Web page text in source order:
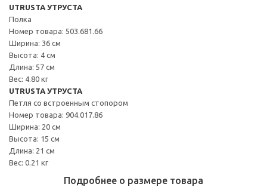
UTRUSTA УТРУСТА
Полка
Номер товара: 503.681.66
Ширина: 36 см
Высота: 4 см
Длина: 57 см
Вес: 4.80 кг
UTRUSTA УТРУСТА
Петля со встроенным стопором
Номер товара: 904.017.86
Ширина: 20 см
Высота: 15 см
Длина: 21 см
Вес: 0.21 кг
Подробнее о размере товара